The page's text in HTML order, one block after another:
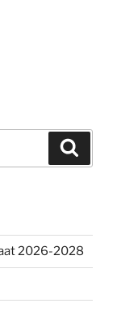
2026-2028